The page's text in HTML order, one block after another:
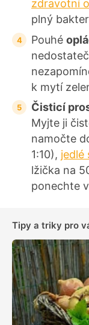
zdravotní
plný
Pouhé
k mytí
Čisticí
Myjte ji
namočte
1:10), jedlé
lžička na
ponechte
Tipy a triky pro